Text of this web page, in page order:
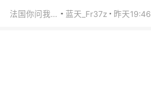
法国你问我答 蓝天_Fr37z 昨天19:46